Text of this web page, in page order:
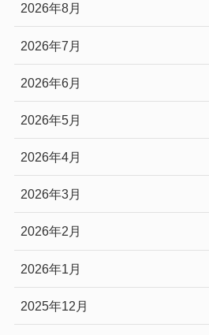
2026年8月
2026年7月
2026年6月
2026年5月
2026年4月
2026年3月
2026年2月
2026年1月
2025年12月